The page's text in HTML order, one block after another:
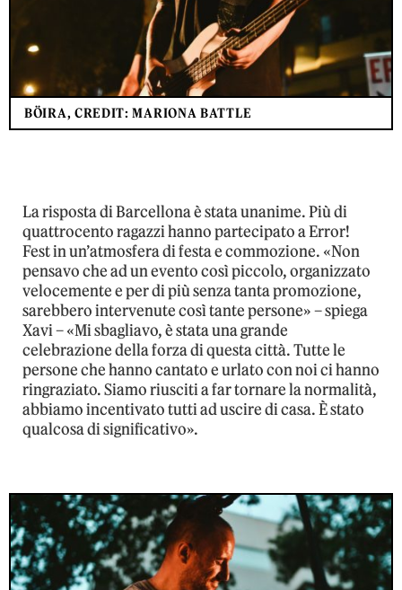
BÖIRA, CREDIT: MARIONA BATTLE
La risposta di Barcellona è stata unanime. Più di
quattrocento ragazzi hanno partecipato a Error!
Fest in un’atmosfera di festa e commozione. «Non
pensavo che ad un evento così piccolo, organizzato
velocemente e per di più senza tanta promozione,
sarebbero intervenute così tante persone» – spiega
Xavi – «Mi sbagliavo, è stata una grande
celebrazione della forza di questa città. Tutte le
persone che hanno cantato e urlato con noi ci hanno
ringraziato. Siamo riusciti a far tornare la normalità,
abbiamo incentivato tutti ad uscire di casa. È stato
qualcosa di significativo».